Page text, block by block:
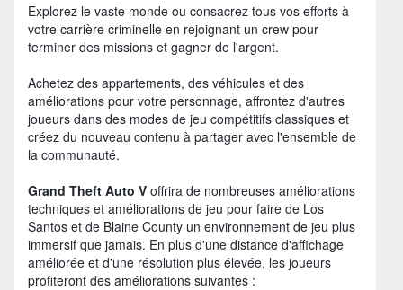
Explorez le vaste monde ou consacrez tous vos efforts à
votre carrière criminelle en rejoignant un crew pour
terminer des missions et gagner de l'argent.
Achetez des appartements, des véhicules et des
améliorations pour votre personnage, affrontez d'autres
joueurs dans des modes de jeu compétitifs classiques et
créez du nouveau contenu à partager avec l'ensemble de
la communauté.
Grand Theft Auto V offrira de nombreuses améliorations
techniques et améliorations de jeu pour faire de Los
Santos et de Blaine County un environnement de jeu plus
immersif que jamais. En plus d'une distance d'affichage
améliorée et d'une résolution plus élevée, les joueurs
profiteront des améliorations suivantes :